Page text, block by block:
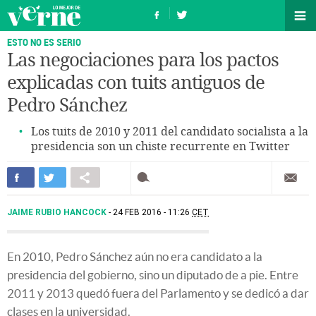
ESTO NO ES SERIO
Las negociaciones para los pactos
explicadas con tuits antiguos de
Pedro Sánchez
Los tuits de 2010 y 2011 del candidato socialista a la
presidencia son un chiste recurrente en Twitter
JAIME RUBIO HANCOCK 24 FEB 2016 - 11:26 CET
En 2010, Pedro Sánchez aún no era candidato a la
presidencia del gobierno, sino un diputado de a pie. Entre
2011 y 2013 quedó fuera del Parlamento y se dedicó a dar
clases en la universidad.